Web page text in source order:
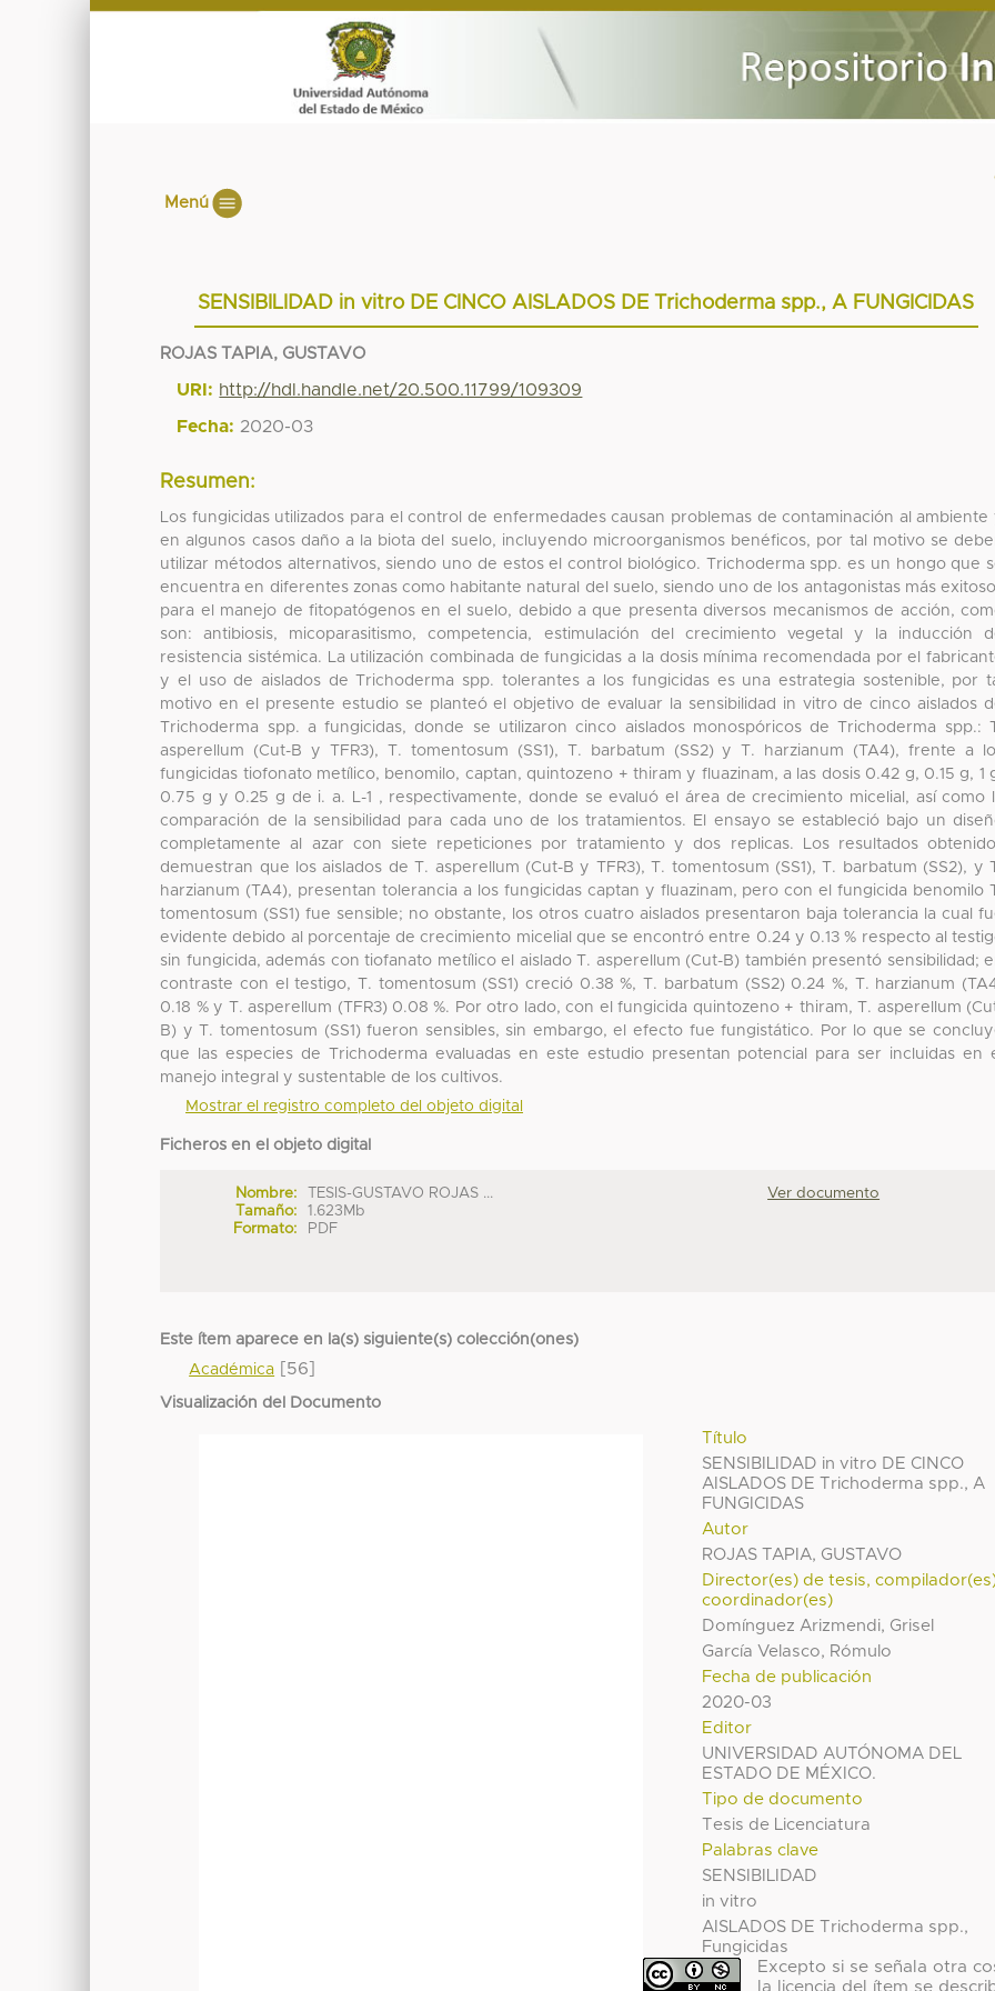
Menú
SENSIBILIDAD in vitro DE CINCO AISLADOS DE Trichoderma spp., A FUNGICIDAS
ROJAS TAPIA, GUSTAVO
URI: http://hdl.handle.net/20.500.11799/109309
Fecha: 2020-03
Resumen:
Los fungicidas utilizados para el control de enfermedades causan problemas de contaminación al ambiente
en algunos casos daño a la biota del suelo, incluyendo microorganismos benéficos, por tal motivo se
utilizar métodos alternativos, siendo uno de estos el control biológico. Trichoderma spp. es un hongo que
encuentra en diferentes zonas como habitante natural del suelo, siendo uno de los antagonistas más
para el manejo de fitopatógenos en el suelo, debido a que presenta diversos mecanismos de acción,
son: antibiosis, micoparasitismo, competencia, estimulación del crecimiento vegetal y la inducción
resistencia sistémica. La utilización combinada de fungicidas a la dosis mínima recomendada por el
y el uso de aislados de Trichoderma spp. tolerantes a los fungicidas es una estrategia sostenible, por
motivo en el presente estudio se planteó el objetivo de evaluar la sensibilidad in vitro de cinco aislados
Trichoderma spp. a fungicidas, donde se utilizaron cinco aislados monospóricos de Trichoderma spp.:
asperellum (Cut-B y TFR3), T. tomentosum (SS1), T. barbatum (SS2) y T. harzianum (TA4), frente a
fungicidas tiofonato metílico, benomilo, captan, quintozeno + thiram y fluazinam, a las dosis 0.42 g, 0.15 g, 1
0.75 g y 0.25 g de i. a. L-1 , respectivamente, donde se evaluó el área de crecimiento micelial, así como
comparación de la sensibilidad para cada uno de los tratamientos. El ensayo se estableció bajo un
completamente al azar con siete repeticiones por tratamiento y dos replicas. Los resultados
demuestran que los aislados de T. asperellum (Cut-B y TFR3), T. tomentosum (SS1), T. barbatum (SS2), y
harzianum (TA4), presentan tolerancia a los fungicidas captan y fluazinam, pero con el fungicida benomilo
tomentosum (SS1) fue sensible; no obstante, los otros cuatro aislados presentaron baja tolerancia la cual
evidente debido al porcentaje de crecimiento micelial que se encontró entre 0.24 y 0.13 % respecto al
sin fungicida, además con tiofanato metílico el aislado T. asperellum (Cut-B) también presentó sensibilidad;
contraste con el testigo, T. tomentosum (SS1) creció 0.38 %, T. barbatum (SS2) 0.24 %, T. harzianum
0.18 % y T. asperellum (TFR3) 0.08 %. Por otro lado, con el fungicida quintozeno + thiram, T. asperellum
B) y T. tomentosum (SS1) fueron sensibles, sin embargo, el efecto fue fungistático. Por lo que se
que las especies de Trichoderma evaluadas en este estudio presentan potencial para ser incluidas en
manejo integral y sustentable de los cultivos.
Mostrar el registro completo del objeto digital
Ficheros en el objeto digital
Nombre:
TESIS-GUSTAVO ROJAS ...
Tamaño:
1.623Mb
Formato:
PDF
Ver documento
Este ítem aparece en la(s) siguiente(s) colección(ones)
Académica [56]
Visualización del Documento
Título
SENSIBILIDAD in vitro DE CINCO
AISLADOS DE Trichoderma spp., A
FUNGICIDAS
Autor
ROJAS TAPIA, GUSTAVO
Director(es) de tesis,
coordinador(es)
Domínguez Arizmendi, Grisel
García Velasco, Rómulo
Fecha de publicación
2020-03
Editor
UNIVERSIDAD AUTÓNOMA DEL
ESTADO DE MÉXICO.
Tipo de documento
Tesis de Licenciatura
Palabras clave
SENSIBILIDAD
in vitro
AISLADOS DE Trichoderma spp.,
Fungicidas
Excepto si se señala otra
la licencia del ítem se